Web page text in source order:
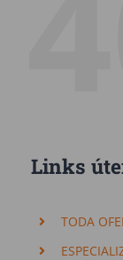
Links
TODA